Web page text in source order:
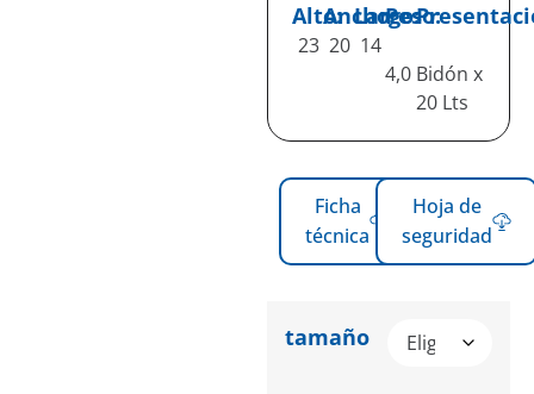
Alto:
23
Ancho:
20
Largo:
14
Peso:
4,0 Bidón x
20 Lts
Ficha
técnica
Hoja de
seguridad
tamaño